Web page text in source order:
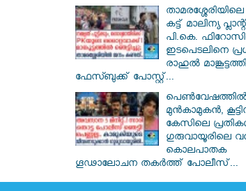
കട്ട് മാലിന്യ
പി.കെ.
ഇടപെടലിനെ
രാഹുൽ
ഫേസ്ബുക്ക് പോസ്റ്റ്...
മുൻകാമുകൻ,
കേസിലെ
ഗുരുവായൂരിലെ
കൊലപാതക
ഗൂഢാലോചന തകർത്ത് പോലീസ്...